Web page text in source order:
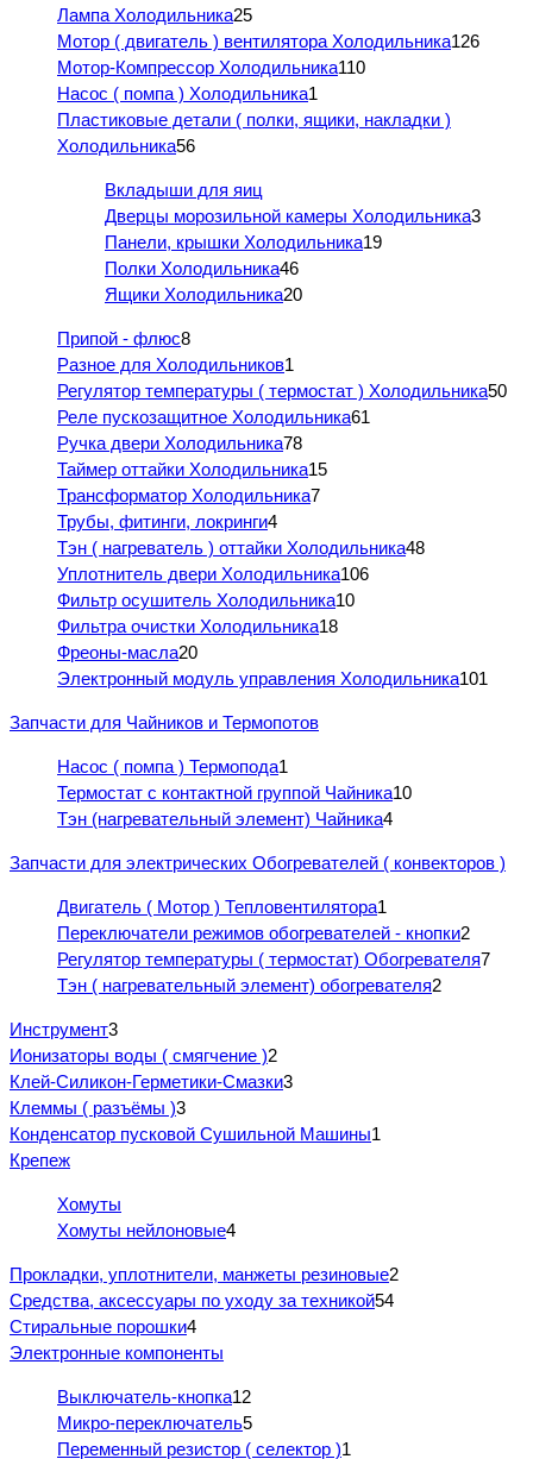
Лампа Холодильника25
Мотор ( двигатель ) вентилятора Холодильника126
Мотор-Компрессор Холодильника110
Насос ( помпа ) Холодильника1
Пластиковые детали ( полки, ящики, накладки )
Холодильника56
Вкладыши для яиц
Дверцы морозильной камеры Холодильника3
Панели, крышки Холодильника19
Полки Холодильника46
Ящики Холодильника20
Припой - флюс8
Разное для Холодильников1
Регулятор температуры ( термостат ) Холодильника50
Реле пускозащитное Холодильника61
Ручка двери Холодильника78
Таймер оттайки Холодильника15
Трансформатор Холодильника7
Трубы, фитинги, локринги4
Тэн ( нагреватель ) оттайки Холодильника48
Уплотнитель двери Холодильника106
Фильтр осушитель Холодильника10
Фильтра очистки Холодильника18
Фреоны-масла20
Электронный модуль управления Холодильника101
Запчасти для Чайников и Термопотов
Насос ( помпа ) Термопода1
Термостат с контактной группой Чайника10
Тэн (нагревательный элемент) Чайника4
Запчасти для электрических Обогревателей ( конвекторов )
Двигатель ( Мотор ) Тепловентилятора1
Переключатели режимов обогревателей - кнопки2
Регулятор температуры ( термостат) Обогревателя7
Тэн ( нагревательный элемент) обогревателя2
Инструмент3
Ионизаторы воды ( смягчение )2
Клей-Силикон-Герметики-Смазки3
Клеммы ( разъёмы )3
Конденсатор пусковой Сушильной Машины1
Крепеж
Хомуты
Хомуты нейлоновые4
Прокладки, уплотнители, манжеты резиновые2
Средства, аксессуары по уходу за техникой54
Стиральные порошки4
Электронные компоненты
Выключатель-кнопка12
Микро-переключатель5
Переменный резистор ( селектор )1